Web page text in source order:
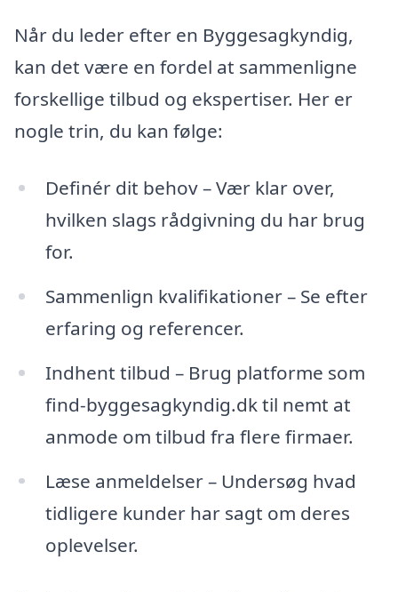
Når du leder efter en Byggesagkyndig,
kan det være en fordel at sammenligne
forskellige tilbud og ekspertiser. Her er
nogle trin, du kan følge:
Definér dit behov – Vær klar over,
hvilken slags rådgivning du har brug
for.
Sammenlign kvalifikationer – Se efter
erfaring og referencer.
Indhent tilbud – Brug platforme som
find-byggesagkyndig.dk til nemt at
anmode om tilbud fra flere firmaer.
Læse anmeldelser – Undersøg hvad
tidligere kunder har sagt om deres
oplevelser.